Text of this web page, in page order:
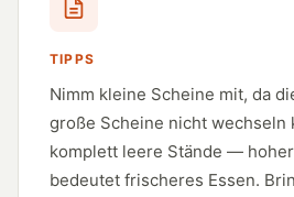
TIPPS
Nimm kleine Scheine mit, da
große Scheine nicht wechseln
komplett leere Stände —
bedeutet frischeres Essen.